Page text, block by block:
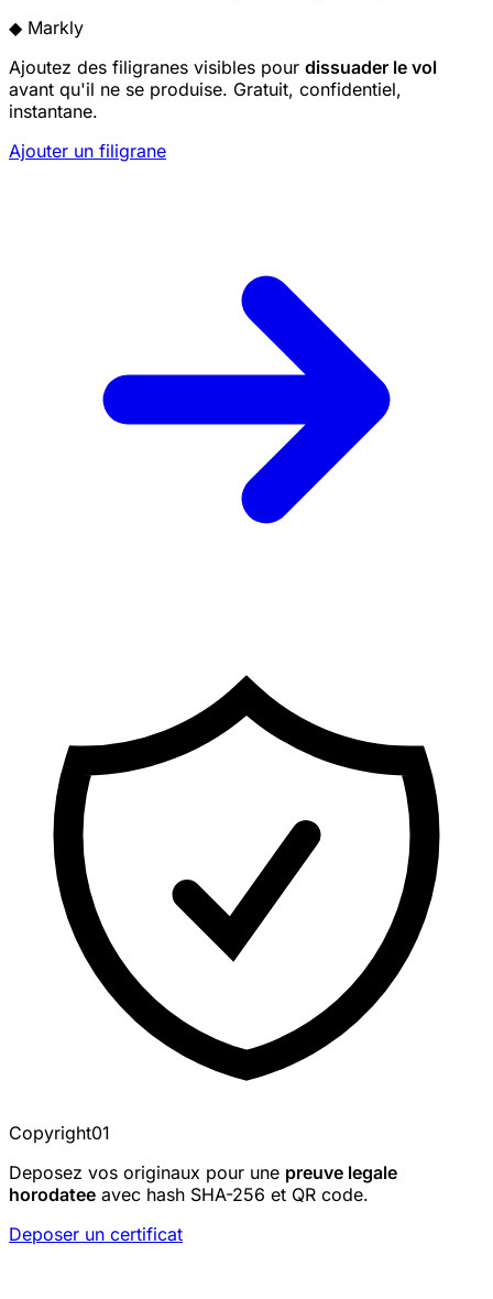
◆ Markly
Ajoutez des filigranes visibles pour dissuader le vol
avant qu'il ne se produise. Gratuit, confidentiel,
instantane.
Ajouter un filigrane
Copyright01
Deposez vos originaux pour une preuve legale
horodatee avec hash SHA-256 et QR code.
Deposer un certificat